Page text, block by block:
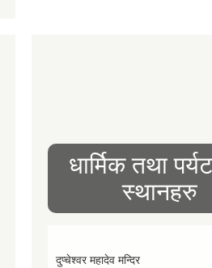
धार्मिक तथा
स्थानहरु
दुप्चेश्वर महादेव मन्दिर